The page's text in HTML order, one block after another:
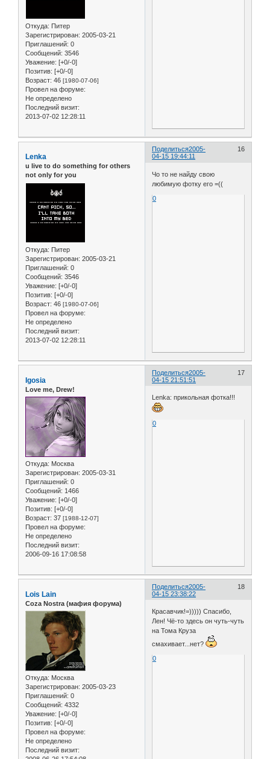
Откуда: Питер
Зарегистрирован: 2005-03-21
Приглашений: 0
Сообщений: 3546
Уважение: [+0/-0]
Позитив: [+0/-0]
Возраст: 46 [1980-07-06]
Провел на форуме:
Не определено
Последний визит:
2013-07-02 12:28:11
Поделиться 16
2005-
04-15 19:44:11
Lenka
u live to do something for others
not only for you
Откуда: Питер
Зарегистрирован: 2005-03-21
Приглашений: 0
Сообщений: 3546
Уважение: [+0/-0]
Позитив: [+0/-0]
Возраст: 46 [1980-07-06]
Провел на форуме:
Не определено
Последний визит:
2013-07-02 12:28:11
Чо то не найду свою
любимую фотку его =((
0
Поделиться 17
2005-
04-15 21:51:51
Igosia
Love me, Drew!
Откуда: Москва
Зарегистрирован: 2005-03-31
Приглашений: 0
Сообщений: 1466
Уважение: [+0/-0]
Позитив: [+0/-0]
Возраст: 37 [1988-12-07]
Провел на форуме:
Не определено
Последний визит:
2006-09-16 17:08:58
Lenka: прикольная фотка!!!
0
Поделиться 18
2005-
04-15 23:38:22
Lois Lain
Coza Nostra (мафия форума)
Откуда: Москва
Зарегистрирован: 2005-03-23
Приглашений: 0
Сообщений: 4332
Уважение: [+0/-0]
Позитив: [+0/-0]
Провел на форуме:
Не определено
Последний визит:
Красавчик!=))))) Спасибо,
Лен! Чё-то здесь он чуть-чуть
на Тома Круза
смахивает...нет?
0